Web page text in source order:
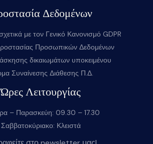
Δεδομένων
με τον Γενικό Κανονισμό GDPR
Προσωπικών Δεδομένων
δικαιωμάτων υποκειμένου
Συναίνεσης Διάθεσης Π.Δ.
Ώρες Λειτουργίας
– Παρασκεύη: 09.30 – 17.30
Σαββατοκύριακο: Κλειστά